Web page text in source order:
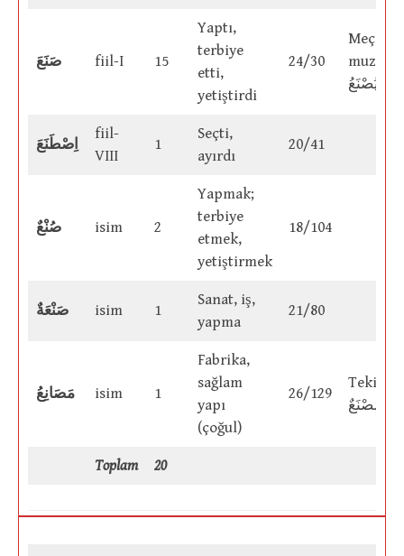
صَنَعَ fiil-I 15
Yaptı,
terbiye
etti,
yetiştirdi
24/30
Meçhul
muzari:
يُصْنَعُ
اِصْطَنَعَ
fiil-
VIII
1
Seçti,
ayırdı
20/41
صُنْعٌ isim 2
Yapmak;
terbiye
etmek,
yetiştirmek
18/104
صَنْعَةٌ isim 1
Sanat, iş,
yapma
21/80
مَصَانِعُ isim 1
Fabrika,
sağlam
yapı
(çoğul)
26/129
Tekil:
مَصْنَعٌ
Toplam 20